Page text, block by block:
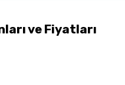
ve Fiyatları